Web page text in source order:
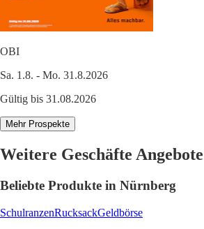
OBI
Sa. 1.8. - Mo. 31.8.2026
Gültig bis 31.08.2026
Mehr Prospekte
Weitere Geschäfte
Beliebte Produkte in Nürnberg
SchulranzenRucksackGeldbörse